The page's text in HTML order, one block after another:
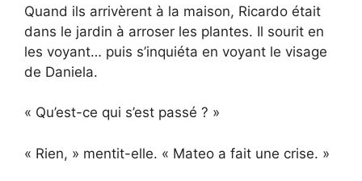
Quand ils arrivèrent à la maison, Ricardo était
dans le jardin à arroser les plantes. Il sourit en
les voyant… puis s’inquiéta en voyant le visage
de Daniela.
« Qu’est-ce qui s’est passé ? »
« Rien, » mentit-elle. « Mateo a fait une crise. »